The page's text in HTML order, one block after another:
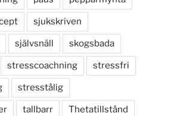
sjukskriven
självsnäll skogsbada
stresscoachning stressfri
stresstålig
tallbarr Thetatillstånd